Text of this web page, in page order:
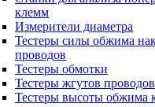
клемм
Измерители диаметра
Тестеры силы обжима
проводов
Тестеры обмотки
Тестеры жгутов проводов
Тестеры высоты обжима